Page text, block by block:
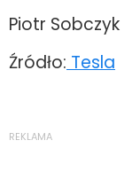
Piotr Sobczyk
Źródło: Tesla
REKLAMA